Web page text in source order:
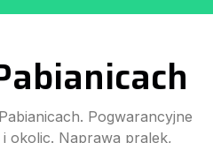
Pogwarancyjne
i okolic. Naprawa pralek,